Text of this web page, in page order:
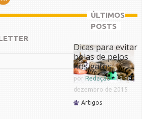
ÚLTIMOS
POSTS
Dicas para evitar
bolas de pelos
nos gatos
por Redação-19 de
dezembro de 2015
Artigos